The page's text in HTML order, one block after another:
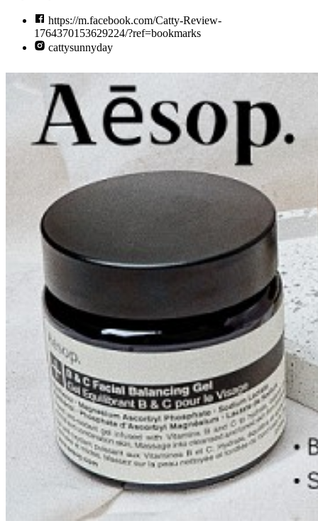
https://m.facebook.com/Catty-Review-
1764370153629224/?ref=bookmarks
cattysunnyday